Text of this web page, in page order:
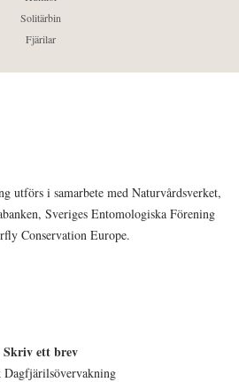
Solitärbin
Fjärilar
utförs i samarbete med Naturvårdsverket,
Sveriges Entomologiska Förening
Conservation Europe.
Skriv ett brev
Dagfjärilsövervakning